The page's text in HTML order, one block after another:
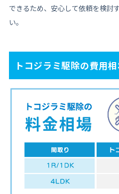
できるため、安心して依頼を検討
い。
トコジラミ駆除の費用